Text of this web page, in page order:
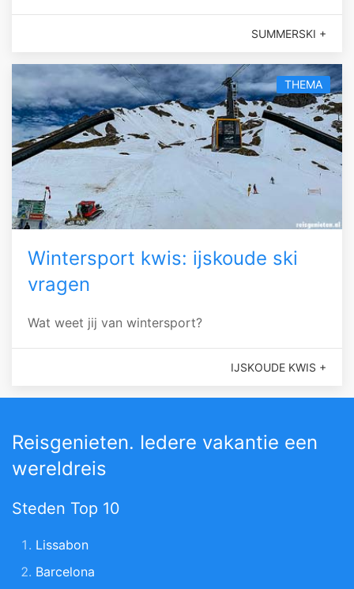
SUMMERSKI +
THEMA
Wintersport kwis: ijskoude ski
vragen
Wat weet jij van wintersport?
IJSKOUDE KWIS +
Reisgenieten. Iedere vakantie een
wereldreis
Steden Top 10
Lissabon
Barcelona